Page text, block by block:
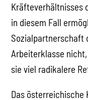
Kräfteverhältnisses
in diesem Fall
Sozialpartnerschaft
Arbeiterklasse
sie viel radikalere
Das